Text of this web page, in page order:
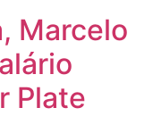
Marcelo
Plate